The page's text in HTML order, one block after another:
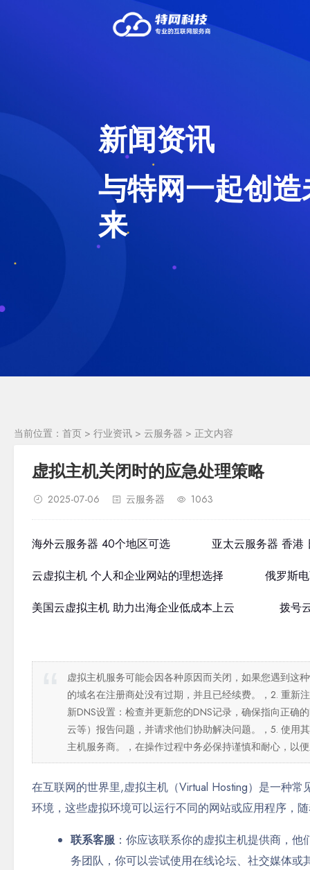
新闻资讯
与特网一起创
来
当前位置： 首页 > 行业资讯 > 云服务器 > 正文内容
虚拟主机关闭时的应急处理策略
2025-07-06 云服务器 1063
海外云服务器 40个地区可选
亚太云服务器 香港
云虚拟主机 个人和企业网站的理想选择
俄罗斯
美国云虚拟主机 助力出海企业低成本上云
拨号
虚拟主机服务可能会因各种原因而关闭，如果您遇到这
的域名在注册商处没有过期，并且已经续费。，2. 重新
新DNS设置：检查并更新您的DNS记录，确保指向正确
云等）报告问题，并请求他们协助解决问题。，5. 使用
主机服务商。，在操作过程中务必保持谨慎和耐心，以
在互联网的世界里,虚拟主机（Virtual Hosting）是一种
环境，这些虚拟环境可以运行不同的网站或应用程序，
联系客服：你应该联系你的虚拟主机提供商，
务团队，你可以尝试使用在线论坛、社交媒体或